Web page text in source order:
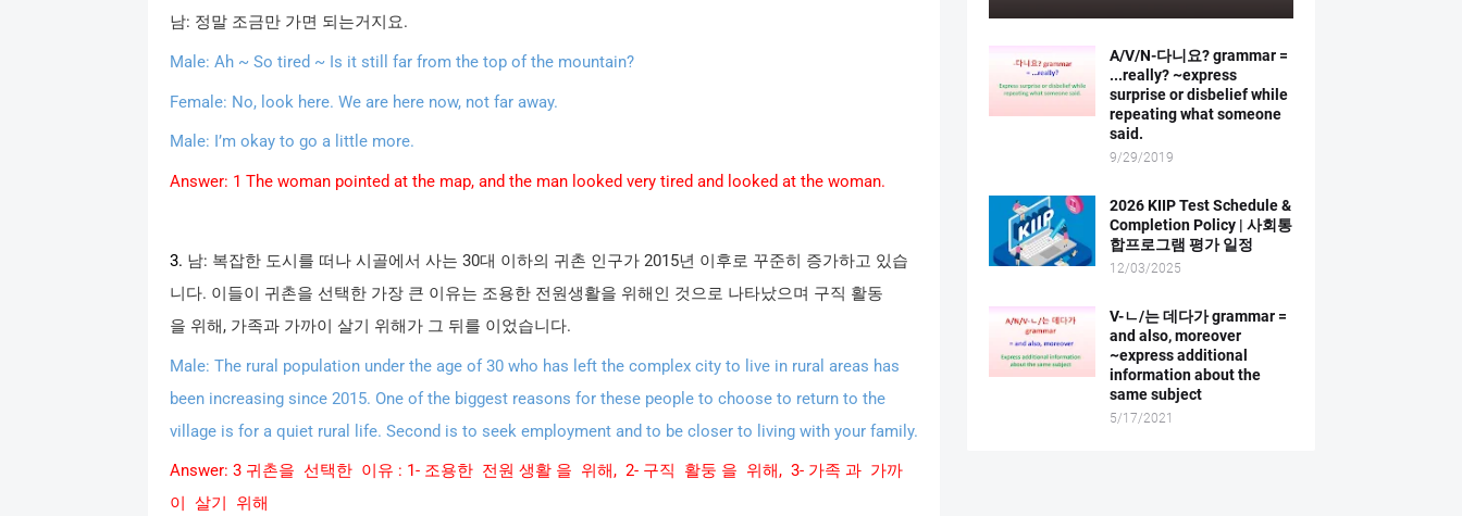
남: 정말 조금만 가면 되는거지요.
Male: Ah ~ So tired ~ Is it still far from the top of the mountain?
Female: No, look here. We are here now, not far away.
Male: I’m okay to go a little more.
Answer: 1 The woman pointed at the map, and the man looked very tired and looked at the woman.
3. 남: 복잡한 도시를 떠나 시골에서 사는 30대 이하의 귀촌 인구가2015년 이후로 꾸준히 증가하고 있습
니다. 이들이 귀촌을 선택한 가장 큰 이유는 조용한 전원생활을 위해인 것으로 나타났으며 구직 활동
을 위해, 가족과 가까이 살기 위해가 그 뒤를 이었습니다.
Male: The rural population under the age of 30 who has left the complex city to live in rural areas has
been increasing since 2015. One of the biggest reasons for these people to choose to return to the
village is for a quiet rural life. Second is to seek employment and to be closer to living with your family.
Answer: 3 귀촌을 선택한 이유 : 1- 조용한 전원 생활 을 위해, 2- 구직 활둥 을 위해, 3- 가족 과 가까
이
살기 위해
A/V/N-다니요? grammar =
...really? ~express
surprise or disbelief while
repeating what someone
said.
9/29/2019
2026 KIIP Test Schedule &
Completion Policy | 사회통
합프로그램 평가 일정
12/03/2025
V-ㄴ/는 데다가 grammar =
and also, moreover
~express additional
information about the
same subject
5/17/2021